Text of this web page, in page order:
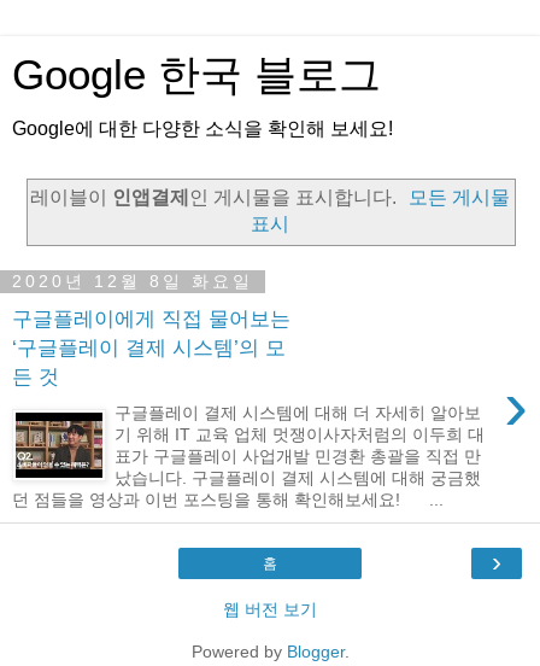
Google 한국 블로그
Google에 대한 다양한 소식을 확인해 보세요!
레이블이 인앱결제 인 게시물을 표시합니다.
모든 게시물
표시
2020년 12월 8일 화요일
구글플레이에게 직접 물어보는
‘구글플레이 결제 시스템’의 모
든 것
›
구글플레이 결제 시스템에 대해 더 자세히 알아보
기 위해 IT 교육 업체 멋쟁이사자처럼의 이두희 대
표가 구글플레이 사업개발 민경환 총괄을 직접 만
났습니다. 구글플레이 결제 시스템에 대해 궁금했
던 점들을 영상과 이번 포스팅을 통해 확인해보세요! ...
›
홈
웹 버전 보기
Powered by Blogger.